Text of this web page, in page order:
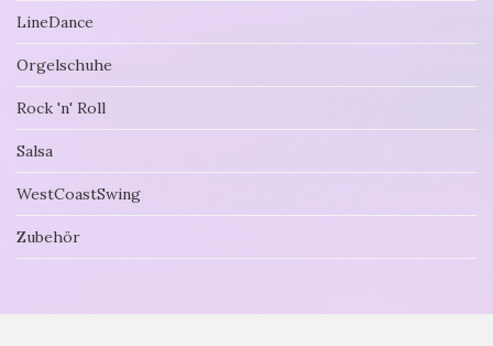
LineDance
Orgelschuhe
Rock 'n' Roll
Salsa
WestCoastSwing
Zubehör